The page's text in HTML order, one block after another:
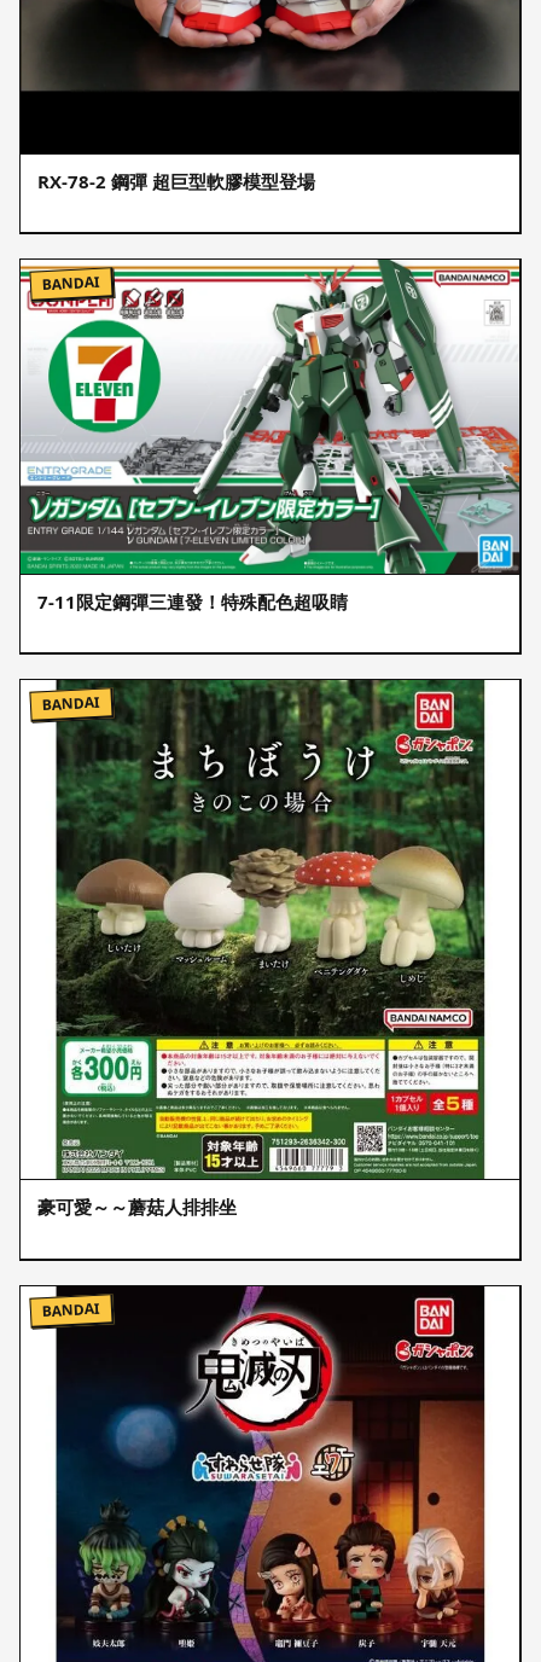
RX-78-2 鋼彈 超巨型軟膠模型登場
BANDAI
7-11限定鋼彈三連發！特殊配色超吸睛
BANDAI
豪可愛～～蘑菇人排排坐
BANDAI